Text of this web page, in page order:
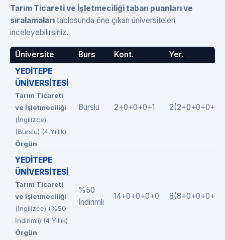
Tarım Ticareti ve İşletmeciliği taban puanları ve
sıralamaları tablosunda öne çıkan üniversiteleri
inceleyebilirsiniz.
Üniversite Burs Kont.
Yer.
YEDİTEPE
ÜNİVERSİTESİ
Tarım Ticareti
ve İşletmeciliği
(İngilizce)
(Burslu) (4 Yıllık)
Örgün
Burslu 2+0+0+0+1 2(2+0+0+0+0)
YEDİTEPE
ÜNİVERSİTESİ
Tarım Ticareti
ve İşletmeciliği
(İngilizce) (%50
İndirimli) (4 Yıllık)
Örgün
%50
İndirimli
14+0+0+0+0 8(8+0+0+0+0)